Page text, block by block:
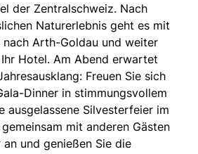
der Zentralschweiz. Nach
Naturerlebnis geht es mit
Arth-Goldau und weiter
Hotel. Am Abend erwartet
Freuen Sie sich
Dinner in stimmungsvollem
ausgelassene Silvesterfeier im
mit anderen Gästen
und genießen Sie die